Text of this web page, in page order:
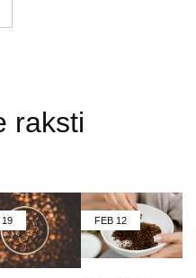
raksti
19 FEB 12